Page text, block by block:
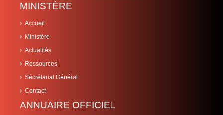
MINISTÈRE
Accueil
Ministère
Actualités
Ressources
Sécrétariat Général
Contact
ANNUAIRE OFFICIEL